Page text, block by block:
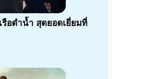
รือดำน้ำ สุดยอดเยี่ยมที่